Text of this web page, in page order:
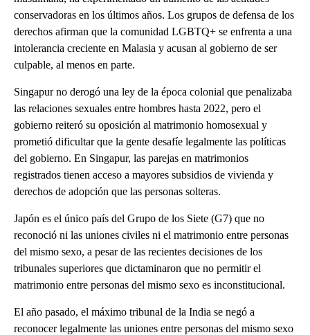
conservadoras en los últimos años. Los grupos de defensa de los
derechos afirman que la comunidad LGBTQ+ se enfrenta a una
intolerancia creciente en Malasia y acusan al gobierno de ser
culpable, al menos en parte.
Singapur no derogó una ley de la época colonial que penalizaba
las relaciones sexuales entre hombres hasta 2022, pero el
gobierno reiteró su oposición al matrimonio homosexual y
prometió dificultar que la gente desafíe legalmente las políticas
del gobierno. En Singapur, las parejas en matrimonios
registrados tienen acceso a mayores subsidios de vivienda y
derechos de adopción que las personas solteras.
Japón es el único país del Grupo de los Siete (G7) que no
reconoció ni las uniones civiles ni el matrimonio entre personas
del mismo sexo, a pesar de las recientes decisiones de los
tribunales superiores que dictaminaron que no permitir el
matrimonio entre personas del mismo sexo es inconstitucional.
El año pasado, el máximo tribunal de la India se negó a
reconocer legalmente las uniones entre personas del mismo sexo